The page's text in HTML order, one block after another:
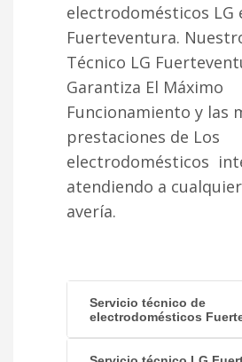
electrodomésticos LG
Fuerteventura.
Técnico LG
Garantiza El Máximo
Funcionamiento y las
prestaciones de Los
electrodomésticos
atendiendo a
avería.
Servicio técnico de
electrodomésticos